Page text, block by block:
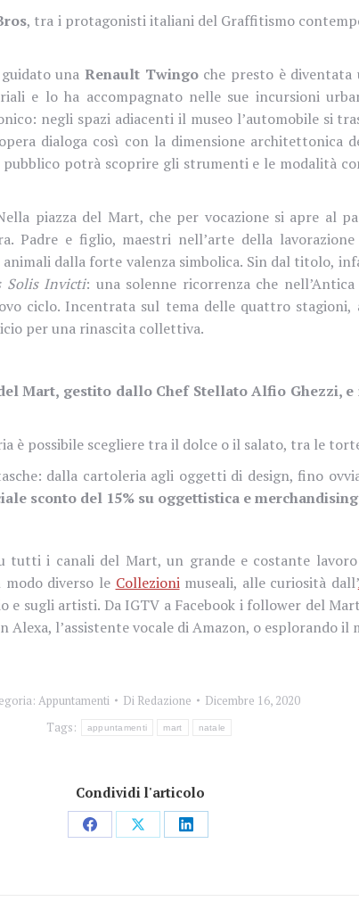
, tra i protagonisti italiani del Graffitismo
una Renault Twingoche presto è diventata
e lo ha accompagnato nelle sue incursioni
negli spazi adiacenti il museo l’automobile si
dialoga così con la dimensione architettonica
potrà scoprire gli strumenti e le modalità
piazza del Mart, che per vocazione si apre al
Padre e figlio, maestri nell’arte della
dalla forte valenza simbolica. Sin dal titolo,
Solis Invicti: una solenne ricorrenza che
ciclo. Incentrata sul tema delle quattro
per una rinascita collettiva.
Mart, gestito dallo Chef Stellato Alfio Ghezzi,
è possibile scegliere tra il dolce o il salato, tra le
dalla cartoleria agli oggetti di design, fino
sconto del 15% su oggettistica e merchandising
i canali del Mart, un grande e costante lavoro
diverso le Collezionimuseali, alle curiosità dall’
sugli artisti. Da IGTV a Facebook i follower del
l’assistente vocale di Amazon, o esplorando il
Appuntamenti Di Redazione
Dicembre 16, 2020
Tags:
appuntamenti mart natale
Condividi l'articolo
CondividiCondividiCondividi